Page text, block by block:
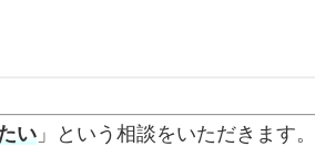
い」という相談をいただきます。